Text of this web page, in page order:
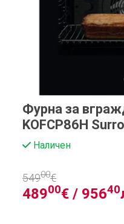
Фурна за
KOFCP86H
Наличен
48900€ / 95640
54900€